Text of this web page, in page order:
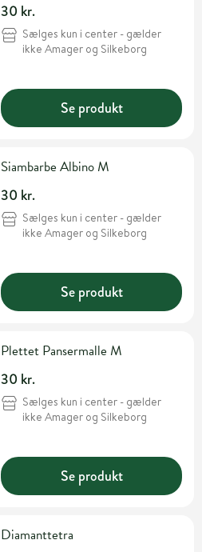
30 kr.
Sælges kun i center - gælder
ikke Amager og Silkeborg
Se produkt
Siambarbe Albino M
30 kr.
Sælges kun i center - gælder
ikke Amager og Silkeborg
Se produkt
Plettet Pansermalle M
30 kr.
Sælges kun i center - gælder
ikke Amager og Silkeborg
Se produkt
Diamanttetra